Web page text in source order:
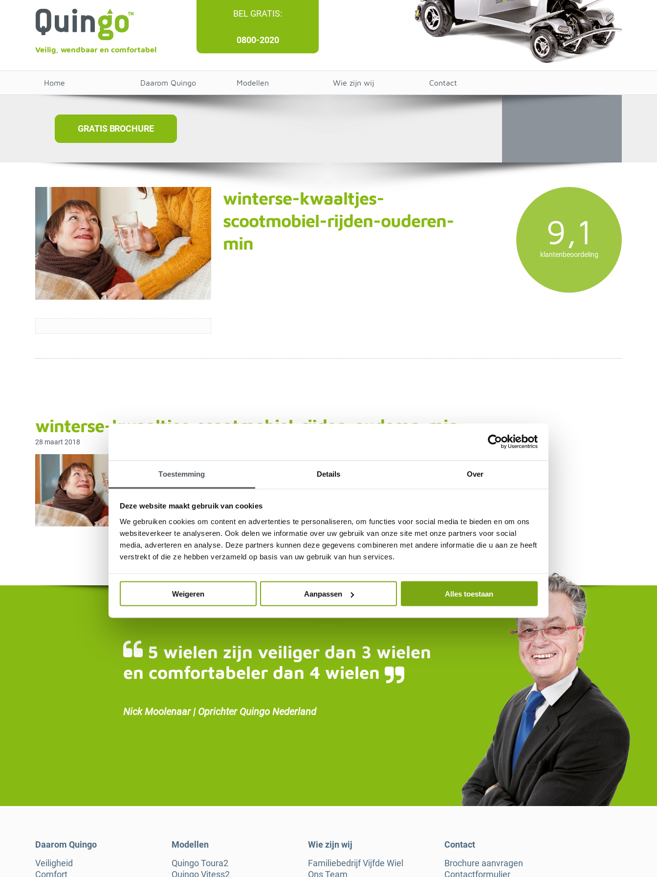
Toestemming Details Over
Deze website maakt gebruik van cookies
We gebruiken cookies om content en advertenties te personaliseren, om functies voor social media te bieden en om ons
websiteverkeer te analyseren. Ook delen we informatie over uw gebruik van onze site met onze partners voor social
media, adverteren en analyse. Deze partners kunnen deze gegevens combineren met andere informatie die u aan ze heeft
verstrekt of die ze hebben verzameld op basis van uw gebruik van hun services.
Weigeren Aanpassen Alles toestaan
Veilig, wendbaar en comfortabel
BEL GRATIS:
0800-2020
Home Daarom Quingo Modellen Wie zijn wij Contact
GRATIS BROCHURE
winterse-kwaaltjes-
scootmobiel-rijden-ouderen-
min
9,1
klantenbeoordeling
winterse-kwaaltjes-scootmobiel-rijden-ouderen-min
28 maart 2018
5 wielen zijn veiliger dan 3 wielen
en comfortabeler dan 4 wielen
Nick Moolenaar | Oprichter Quingo Nederland
Daarom Quingo
Veiligheid
Comfort
Modellen
Quingo Toura2
Quingo Vitess2
Wie zijn wij
Familiebedrijf Vijfde Wiel
Ons Team
Contact
Brochure aanvragen
Contactformulier